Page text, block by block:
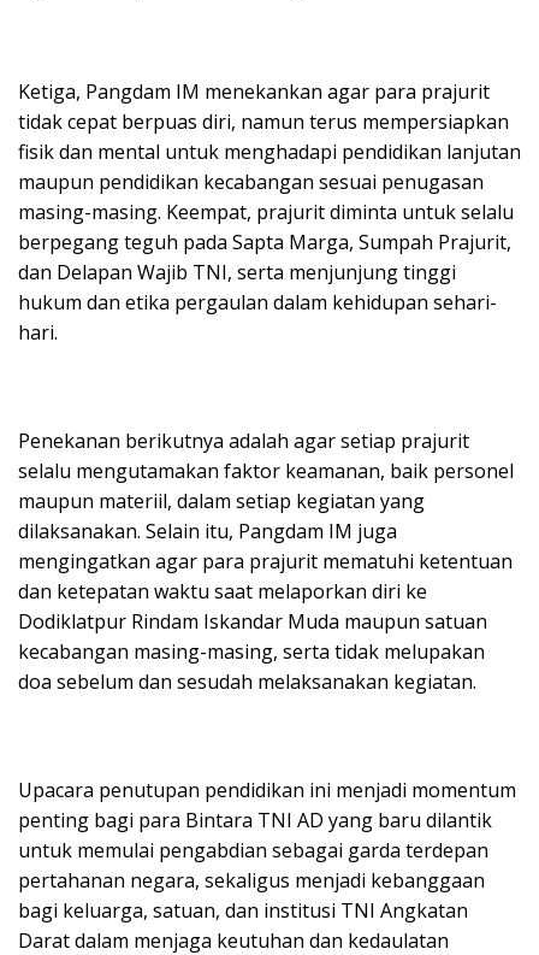
Ketiga, Pangdam IM menekankan agar para prajurit
tidak cepat berpuas diri, namun terus mempersiapkan
fisik dan mental untuk menghadapi pendidikan lanjutan
maupun pendidikan kecabangan sesuai penugasan
masing-masing. Keempat, prajurit diminta untuk selalu
berpegang teguh pada Sapta Marga, Sumpah Prajurit,
dan Delapan Wajib TNI, serta menjunjung tinggi
hukum dan etika pergaulan dalam kehidupan sehari-
hari.
Penekanan berikutnya adalah agar setiap prajurit
selalu mengutamakan faktor keamanan, baik personel
maupun materiil, dalam setiap kegiatan yang
dilaksanakan. Selain itu, Pangdam IM juga
mengingatkan agar para prajurit mematuhi ketentuan
dan ketepatan waktu saat melaporkan diri ke
Dodiklatpur Rindam Iskandar Muda maupun satuan
kecabangan masing-masing, serta tidak melupakan
doa sebelum dan sesudah melaksanakan kegiatan.
Upacara penutupan pendidikan ini menjadi momentum
penting bagi para Bintara TNI AD yang baru dilantik
untuk memulai pengabdian sebagai garda terdepan
pertahanan negara, sekaligus menjadi kebanggaan
bagi keluarga, satuan, dan institusi TNI Angkatan
Darat dalam menjaga keutuhan dan kedaulatan